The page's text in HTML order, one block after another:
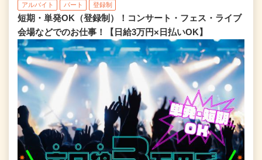
アルバイト パート 登録制
短期・単発OK（登録制）！コンサート・フェス・ライブ
会場などでのお仕事！【日給3万円×日払いOK】